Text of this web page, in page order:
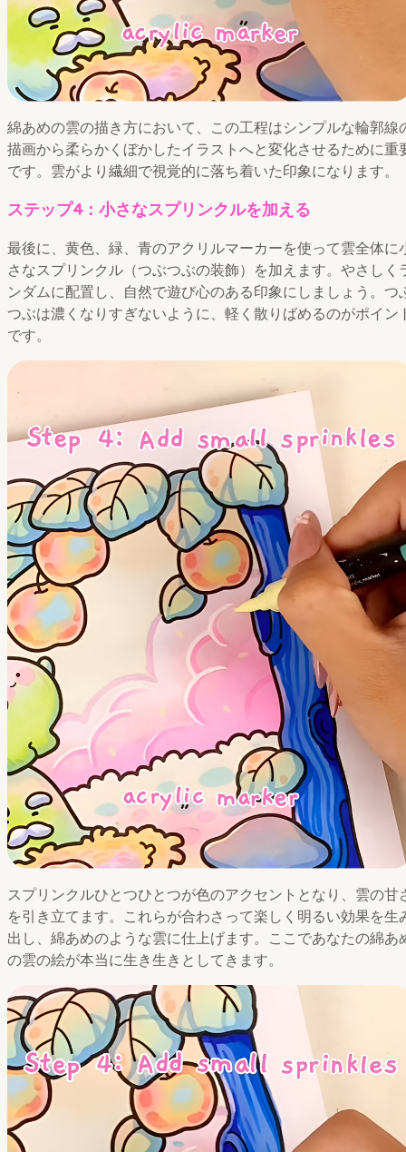
綿あめの雲の描き方において、この工程はシンプルな輪郭線
描画から柔らかくぼかしたイラストへと変化させるために重
です。雲がより繊細で視覚的に落ち着いた印象になります。
ステップ4：小さなスプリンクルを加える
最後に、黄色、緑、青のアクリルマーカーを使って雲全体に
さなスプリンクル（つぶつぶの装飾）を加えます。やさしく
ンダムに配置し、自然で遊び心のある印象にしましょう。つ
つぶは濃くなりすぎないように、軽く散りばめるのがポイン
です。
スプリンクルひとつひとつが色のアクセントとなり、雲の甘
を引き立てます。これらが合わさって楽しく明るい効果を生
出し、綿あめのような雲に仕上げます。ここであなたの綿あ
の雲の絵が本当に生き生きとしてきます。